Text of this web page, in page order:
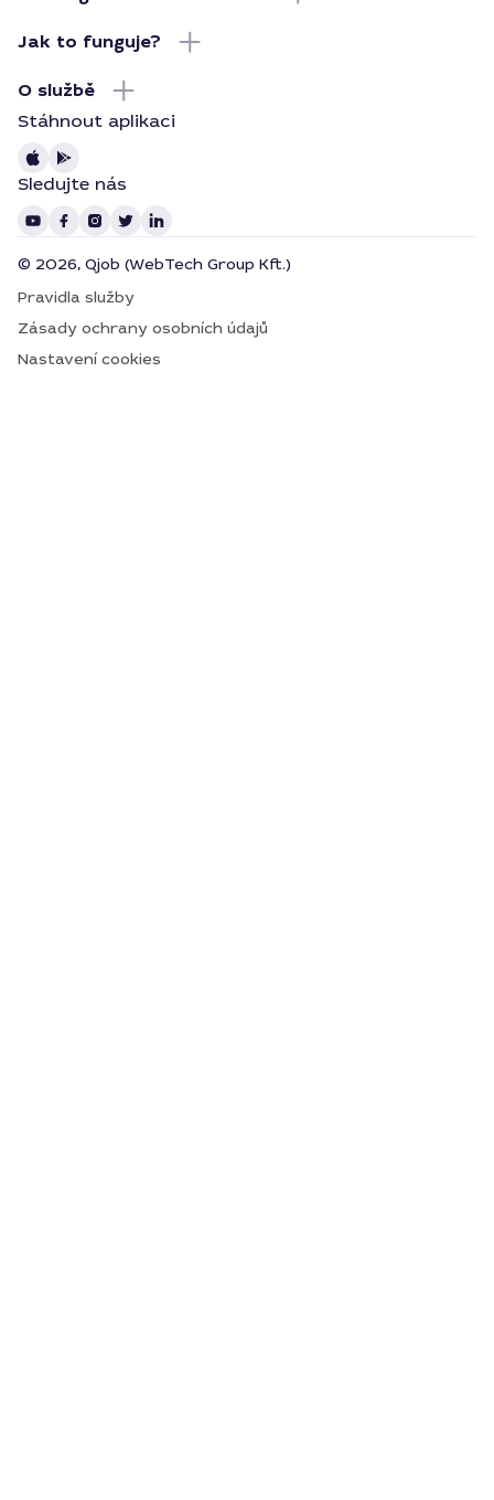
Jak to funguje?
O službě
Stáhnout aplikaci
Sledujte nás
© 2026, Qjob (WebTech Group Kft.)
Pravidla služby
Zásady ochrany osobních údajů
Nastavení cookies